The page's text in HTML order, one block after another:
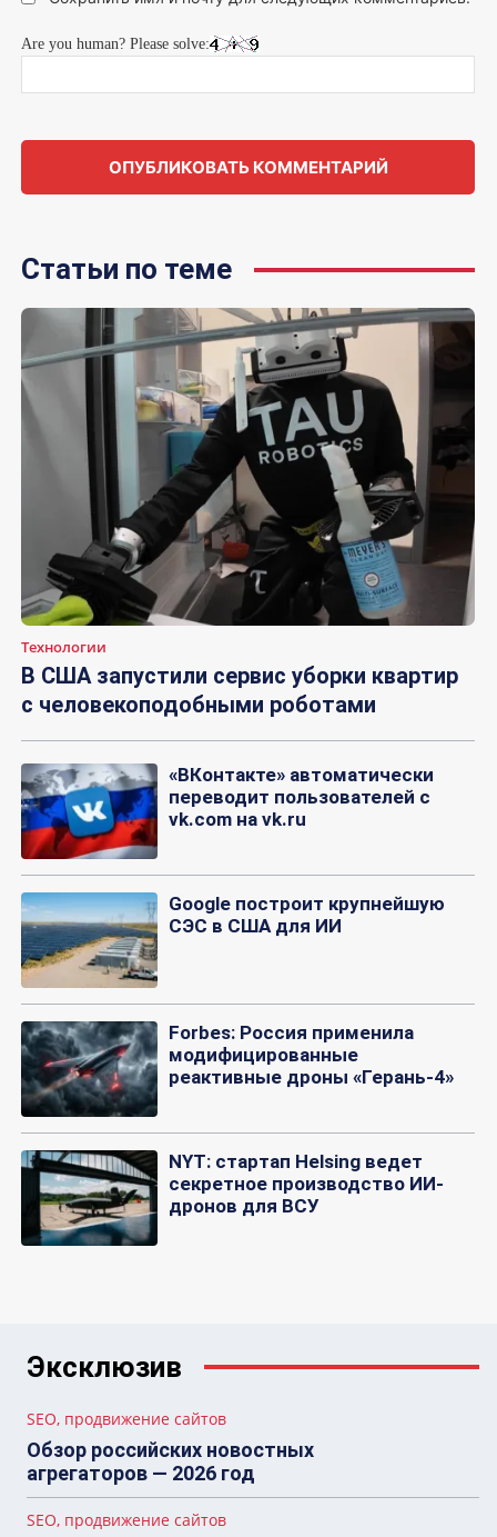
Are you human? Please solve:
Статьи по теме
Технологии
В США запустили сервис уборки квартир
с человекоподобными роботами
«ВКонтакте» автоматически
переводит пользователей с
vk.com на vk.ru
Google построит крупнейшую
СЭС в США для ИИ
Forbes: Россия применила
модифицированные
реактивные дроны «Герань-4»
NYT: стартап Helsing ведет
секретное производство ИИ-
дронов для ВСУ
Эксклюзив
SEO, продвижение сайтов
Обзор российских новостных
агрегаторов — 2026 год
SEO, продвижение сайтов